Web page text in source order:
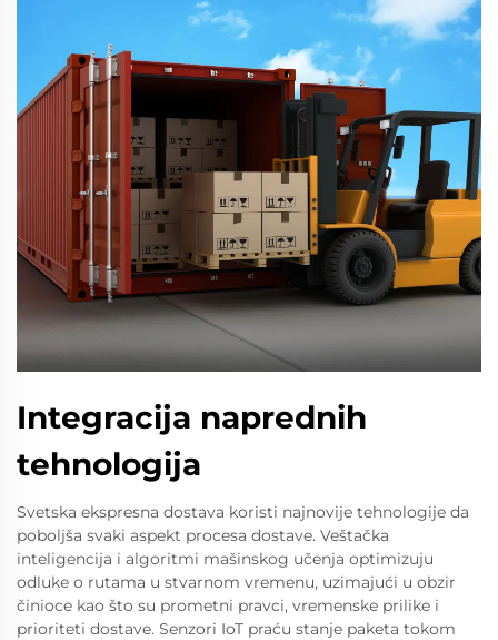
Integracija naprednih
tehnologija
Svetska ekspresna dostava koristi najnovije tehnologije da
poboljša svaki aspekt procesa dostave. Veštačka
inteligencija i algoritmi mašinskog učenja optimizuju
odluke o rutama u stvarnom vremenu, uzimajući u obzir
činioce kao što su prometni pravci, vremenske prilike i
prioriteti dostave. Senzori IoT praću stanje paketa tokom